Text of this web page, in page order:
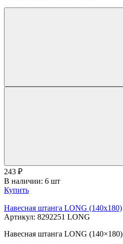
243 ₽
В наличии: 6 шт
Купить
Навесная штанга LONG (140х180)
Артикул: 8292251 LONG
Навесная штанга LONG (140×180)